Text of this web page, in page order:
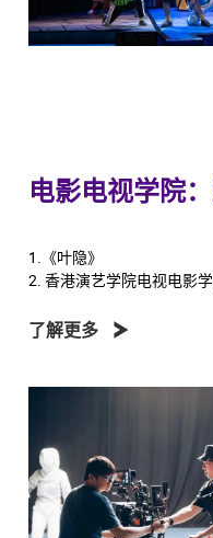
电影电视学院
1.《叶隐》
2. 香港演艺学院电视电影
了解更多